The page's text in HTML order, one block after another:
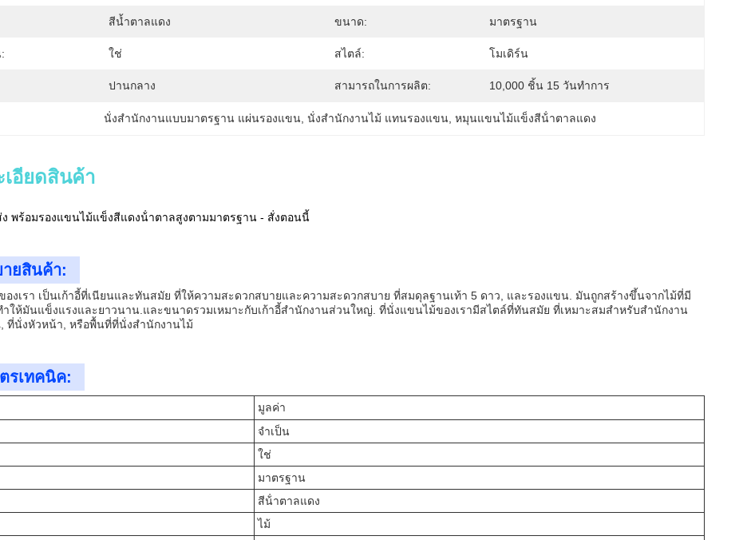
สีน้ำตาลแดง ขนาด: มาตรฐาน
ใช่ สไตล์: โมเดิร์น
ปานกลาง สามารถในการผลิต: 10,000 ชิ้น 15 วันทำการ
นั่งสํานักงานแบบมาตรฐาน แผ่นรองแขน , นั่งสํานักงานไม้ แทนรองแขน , หมุนแขนไม้แข็งสีน้ําตาลแดง
เอียดสินค้า
พร้อมรองแขนไม้แข็งสีแดงน้ําตาลสูงตามมาตรฐาน - สั่งตอนนี้
ยสินค้า:
งเรา เป็นเก้าอี้ที่เนียนและทันสมัย ที่ให้ความสะดวกสบายและความสะดวกสบาย ที่สมดุลฐานเท้า 5 ดาว, และรองแขน. มันถูกสร้างขึ้นจากไม้ที่มี
ให้มันแข็งแรงและยาวนาน.และขนาดรวมเหมาะกับเก้าอี้สํานักงานส่วนใหญ่. ที่นั่งแขนไม้ของเรามีสไตล์ที่ทันสมัย ที่เหมาะสมสําหรับสํานักงาน
ที่นั่งหัวหน้า, หรือพื้นที่ที่นั่งสํานักงานไม้
รเทคนิค:
มูลค่า
จําเป็น
ใช่
มาตรฐาน
สีน้ําตาลแดง
ไม้